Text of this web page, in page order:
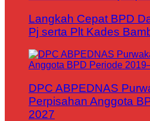
Langkah Cepat BPD
Pj serta Plt Kades
DPC ABPEDNAS
Perpisahan Anggota
2027